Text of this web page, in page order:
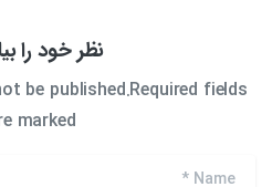
نظر خود را
be published.Required fields
marked *
Name
*